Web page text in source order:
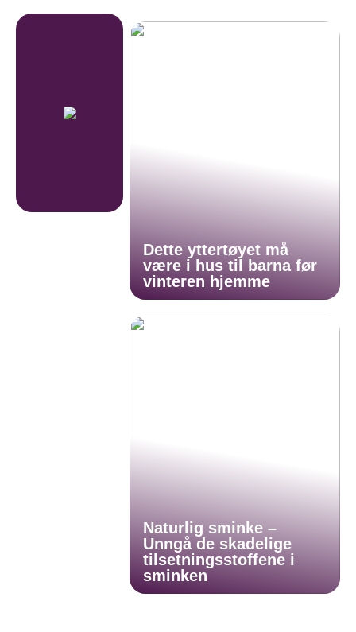
Dette yttertøyet må
være i hus til barna før
vinteren hjemme
Naturlig sminke –
Unngå de skadelige
tilsetningsstoffene i
sminken